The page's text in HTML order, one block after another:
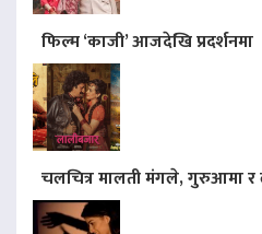
फिल्म ‘काजी’ आजदेखि प्रदर्शनमा
चलचित्र मालती मंगले, गुरुआमा र